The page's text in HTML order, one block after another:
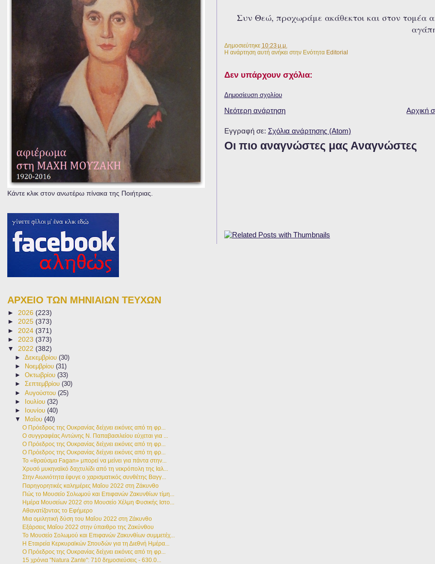
Συν Θεώ, προχωράμε ακάθεκτοι και στον τομέα
Δημοσιεύτηκε 10:23 μ.μ.
Η ανάρτηση αυτή ανήκει στην Ενότητα Editorial
Δεν υπάρχουν σχόλια:
Δημοσίευση σχολίου
Νεότερη ανάρτηση Αρχική
Εγγραφή σε: Σχόλια ανάρτησης (Atom)
Οι πιο αναγνώστες μας Αναγνώστες
Κάντε κλικ στον ανωτέρω πίνακα της Ποιήτριας.
ΑΡΧΕΙΟ ΤΩΝ ΜΗΝΙΑΙΩΝ ΤΕΥΧΩΝ
► 2026 (223)
► 2025 (373)
► 2024 (371)
► 2023 (373)
▼ 2022 (382)
►Δεκεμβρίου(30)
►
Νοεμβρίου(31)
►Οκτωβρίου(33)
►Σεπτεμβρίου(30)
►Αυγούστου(25)
► Ιουλίου(32)
►
Ιουνίου(40)
▼
Μαΐου(40)
Ο Πρόεδρος της Ουκρανίας δείχνει εικόνες από τη φρ...
Ο συγγραφέας Αντώνης Ν. Παπαβασιλείου εύχεται για ...
Ο Πρόεδρος της Ουκρανίας δείχνει εικόνες από τη φρ...
Ο Πρόεδρος της Ουκρανίας δείχνει εικόνες από τη φρ...
Το «θραύσμα Fagan» μπορεί να μείνει για πάντα στην...
Χρυσό μυκηναϊκό δαχτυλίδι από τη νεκρόπολη της Ιαλ...
Στην Αιωνιότητα έφυγε ο χαρισματικός συνθέτης Βαγγ...
Παρηγορητικές καλημέρες Μαΐου 2022 στη Ζάκυνθο
Πώς το Μουσείο Σολωμού και Επιφανών Ζακυνθίων τίμη...
Ημέρα Μουσείων 2022 στο Μουσείο Χέλμη Φυσικής Ιστο...
Αθανατίζοντας το Εφήμερο
Μια ομιλητική δύση του Μαΐου 2022 στη Ζάκυνθο
Εξάρσεις Μαΐου 2022 στην ύπαιθρο της Ζακύνθου
Το Μουσείο Σολωμού και Επιφανών Ζακυνθίων συμμετέχ...
Η Εταιρεία Κερκυραϊκών Σπουδών για τη Διεθνή Ημέρα...
Ο Πρόεδρος της Ουκρανίας δείχνει εικόνες από τη φρ...
15 χρόνια "Natura Zante": 710 δημοσιεύσεις - 630.0...